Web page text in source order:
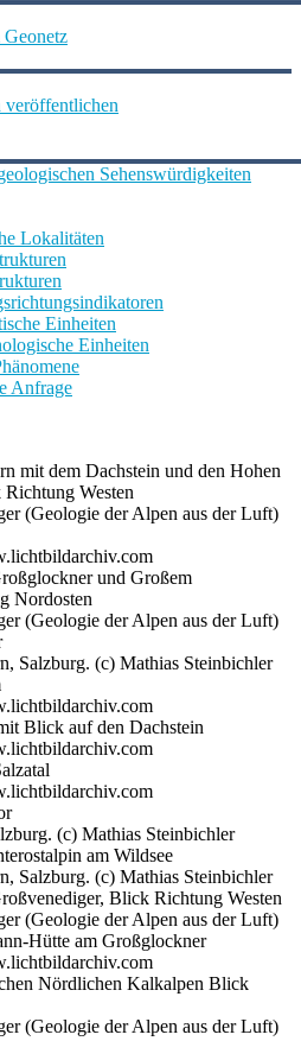
veröffentlichen
Sehenswürdigkeiten
Lokalitäten
Einheiten
Einheiten
Anfrage
mit dem Dachstein und den Hohen
Westen
(Geologie der Alpen aus der Luft)
und Großem
Nordosten
(Geologie der Alpen aus der Luft)
Salzburg. (c) Mathias Steinbichler
Blick auf den Dachstein
(c) Mathias Steinbichler
am Wildsee
Salzburg. (c) Mathias Steinbichler
Blick Richtung Westen
(Geologie der Alpen aus der Luft)
Hütte am Großglockner
Nördlichen Kalkalpen Blick
(Geologie der Alpen aus der Luft)